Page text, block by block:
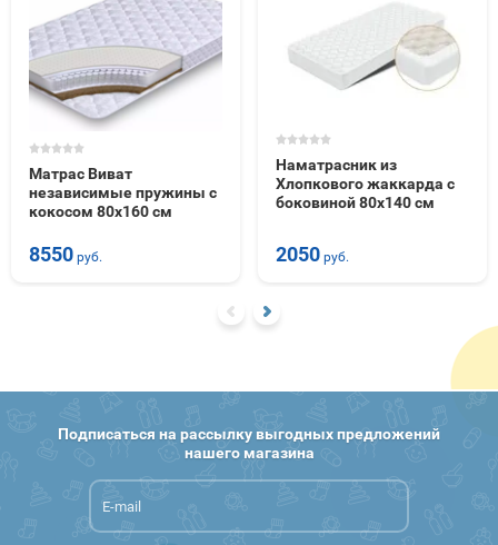
Матрас Виват
независимые пружины с
кокосом 80х160 см
8550 руб.
Наматрасник из
Хлопкового жаккарда с
боковиной 80х140 см
2050 руб.
Подписаться на рассылку выгодных предложений
нашего магазина